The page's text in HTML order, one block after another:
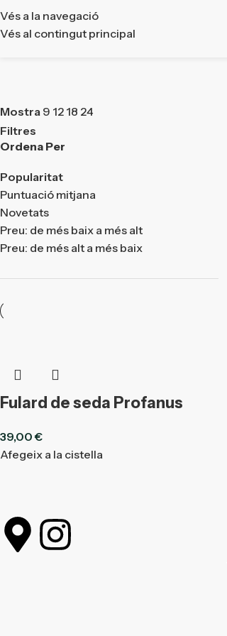
Vés a la navegació
Vés al contingut principal
Mostra 9 12 18 24
Filtres
Ordena Per
Popularitat
Puntuació mitjana
Novetats
Preu: de més baix a més alt
Preu: de més alt a més baix
Fulard de seda Profanus
39,00€
Afegeix a la cistella